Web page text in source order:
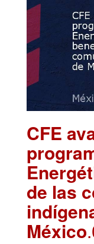
CFE
de las
México